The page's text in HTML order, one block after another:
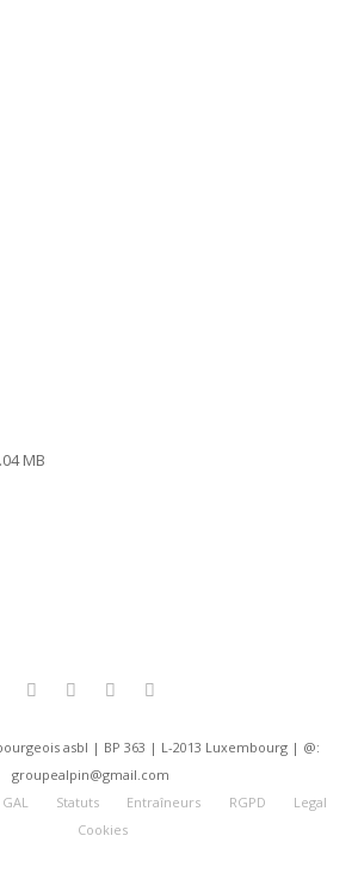
MB
asbl | BP 363 | L-2013 Luxembourg | @:
groupealpin@gmail.com
Statuts Entraîneurs RGPD
Legal
Cookies